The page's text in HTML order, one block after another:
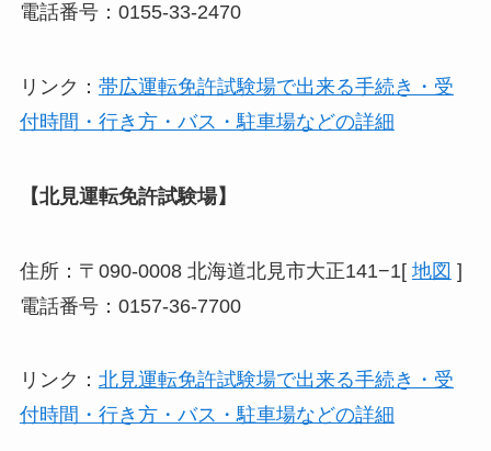
電話番号：0155-33-2470
リンク： 帯広運転免許試験場で出来る手続き・受
付時間・行き方・バス・駐車場などの詳細
【北見運転免許試験場】
住所：〒090-0008 北海道北見市大正141−1[ 地図 ]
電話番号：0157-36-7700
リンク： 北見運転免許試験場で出来る手続き・受
付時間・行き方・バス・駐車場などの詳細